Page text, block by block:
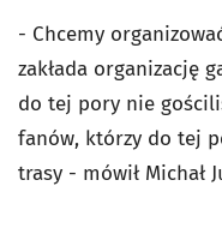
- Chcemy
zakłada organizację
do tej pory nie
fanów, którzy do tej
trasy - mówił Michał